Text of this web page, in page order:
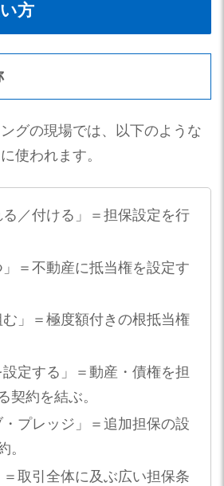
方
グの現場では、以下のような
使われます。
る／付ける」＝担保設定を行
」＝不動産に抵当権を設定す
む」＝極度額付きの根抵当権
設定する」＝動産・債権を担
契約を結ぶ。
・プレッジ」＝追加担保の設
。
＝取引全体に及ぶ広い担保条